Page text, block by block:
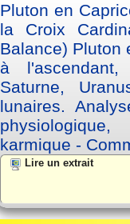
Pluton en
la Croix
Balance) Pluton
à
Saturne,
lunaires.
karmique -
Lire un extrait